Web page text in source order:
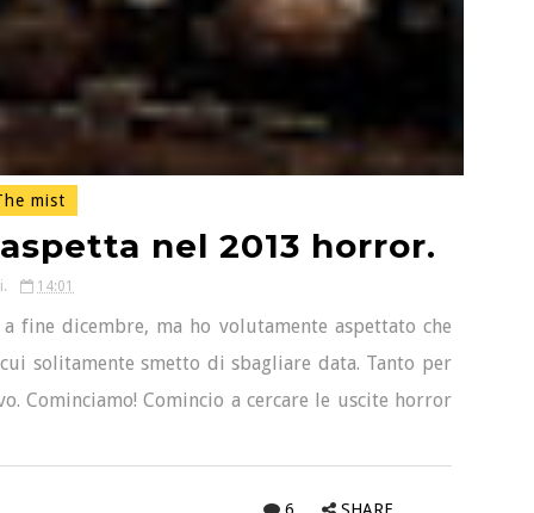
mist
nel 2013 horror.
14:01
fine dicembre, ma ho volutamente aspettato che
solitamente smetto di sbagliare data. Tanto per
Cominciamo! Comincio a cercare le uscite horror
6 SHARE